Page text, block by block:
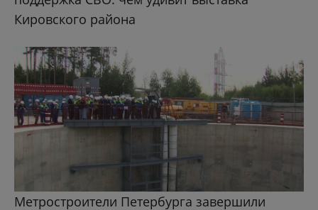
Кировского района
Метростроители Петербурга завершили